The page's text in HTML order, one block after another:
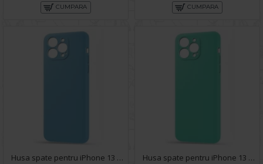
CUMPARA CUMPARA
Husa spate pentru iPhone 13 Pro - Silicon Line Bleu Ciel Husa spate pentru iPhone 13 Pro - Silicon Line Turcoaz